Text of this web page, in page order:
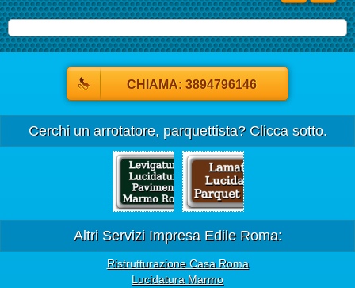
CHIAMA: 3894796146
Cerchi un arrotatore, parquettista? Clicca sotto.
Altri Servizi Impresa Edile Roma:
Ristrutturazione Casa Roma
Lucidatura Marmo